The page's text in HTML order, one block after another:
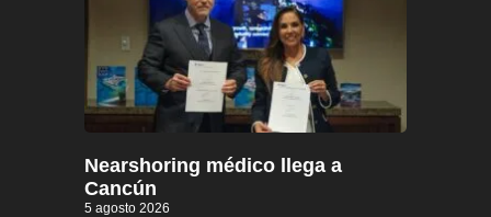
Nearshoring médico llega a
Cancún
5 agosto 2026